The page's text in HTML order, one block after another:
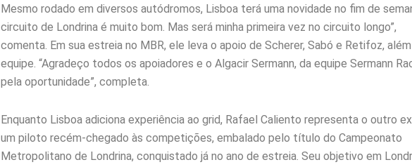
Mesmo rodado em diversos autódromos, Lisboa terá uma novidade no fim de
circuito de Londrina é muito bom. Mas será minha primeira vez no circuito longo”,
comenta. Em sua estreia no MBR, ele leva o apoio de Scherer, Sabó e Retifoz,
equipe. “Agradeço todos os apoiadores e o Algacir Sermann, da equipe Sermann
pela oportunidade”, completa.
Enquanto Lisboa adiciona experiência ao grid, Rafael Caliento representa o outro
um piloto recém-chegado às competições, embalado pelo título do Campeonato
Metropolitano de Londrina, conquistado já no ano de estreia. Seu objetivo em